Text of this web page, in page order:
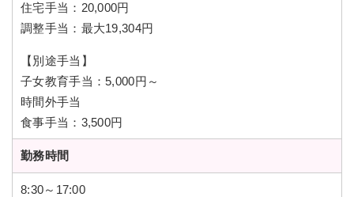
住宅手当：20,000円
調整手当：最大19,304円
【別途手当】
子女教育手当：5,000円～
時間外手当
食事手当：3,500円
勤務時間
8:30～17:00